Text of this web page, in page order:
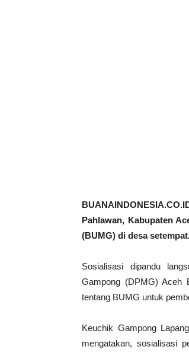
Pahlawan, Kabupaten
(BUMG) di desa
Sosialisasi dipandu
Gampong (DPMG) Aceh
tentang BUMG untuk
Keuchik Gampong
mengatakan, sosialisasi